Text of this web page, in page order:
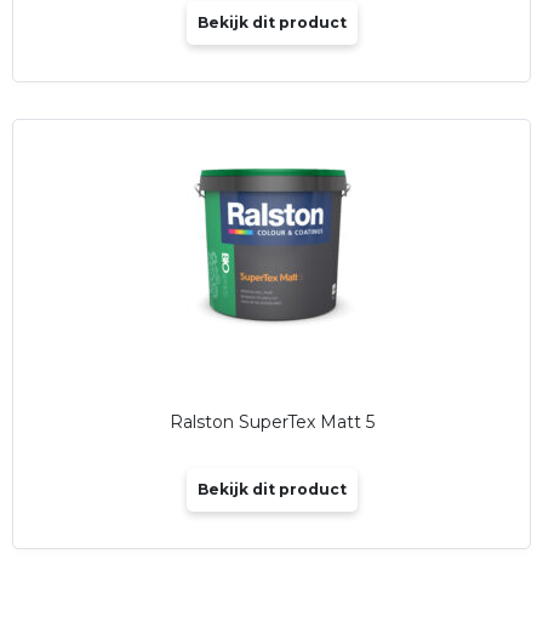
Bekijk dit product
Ralston SuperTex Matt 5
Bekijk dit product